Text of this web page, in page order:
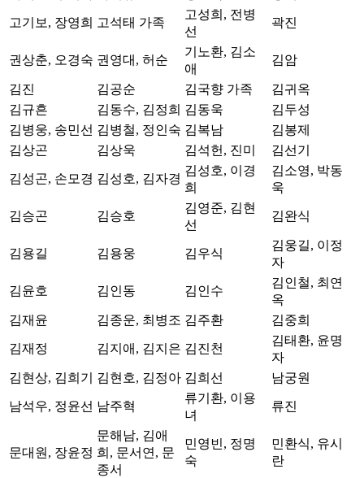
고기보, 장영희 고석태 가족
고성희, 전병
선
곽진
권상춘, 오경숙 권영대, 허순
기노환, 김소
애
김암
김진 김공순 김국향 가족
김귀옥
김규흔
김동수, 김정희 김동욱
김두성
김병웅, 송민선 김병철, 정인숙 김복남
김봉제
김상곤
김상욱 김석헌, 진미 김선기
김성곤, 손모경 김성호, 김자경
김성호, 이경
희
김소영, 박동
욱
김승곤 김승호
김영준, 김현
선
김완식
김용길 김용웅 김우식
김웅길, 이정
자
김윤호 김인동 김인수
김인철, 최연
옥
김재윤
김종운, 최병조 김주환 김중희
김재정 김지애, 김지은 김진천
김태환, 윤명
자
김현상, 김희기
김현호, 김정아 김희선 남궁원
남석우, 정윤선 남주혁
류기환, 이용
녀
류진
문대원, 장윤정
문해남, 김애
희, 문서연, 문
종서
민영빈, 정명
숙
민환식, 유시
란